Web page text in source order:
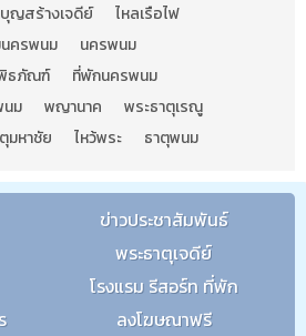
ญสร้างเจดีย์
ไหลเรือไฟ
ครพนม
นครพนม
ธภัณฑ์
ที่พักนครพนม
นม
พญานาค
พระธาตุเรณู
มหาชัย ไหว้พระ ธาตุพนม
ข่าวประชาสัมพันธ์
พระธาตุเจดีย์
โรงแรม รีสอร์ท ที่พัก
ลงโฆษณาฟรี